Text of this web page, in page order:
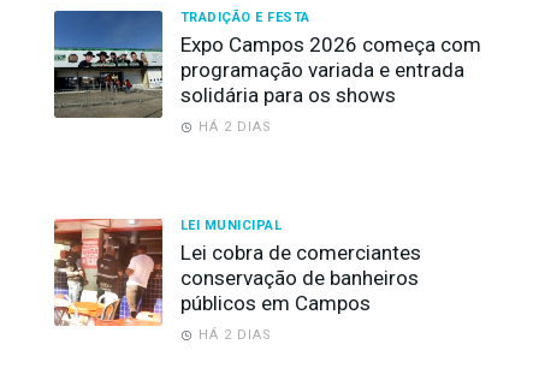
TRADIÇÃO E FESTA
Expo Campos 2026 começa com
programação variada e entrada
solidária para os shows
HÁ 2 DIAS
LEI MUNICIPAL
Lei cobra de comerciantes
conservação de banheiros
públicos em Campos
HÁ 2 DIAS